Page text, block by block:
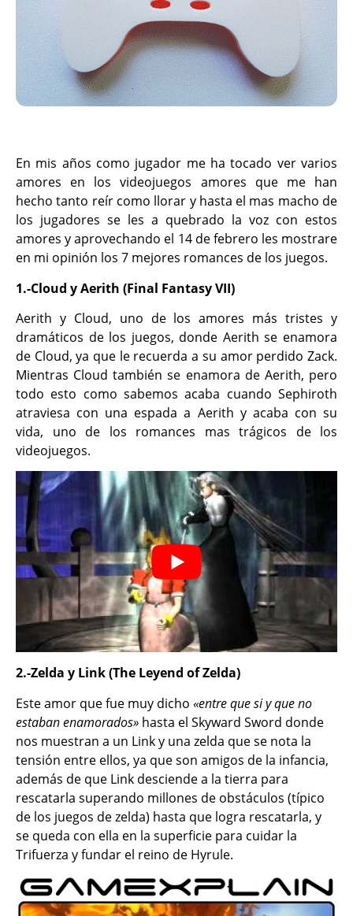
En mis años como jugador me ha tocado ver varios
amores en los videojuegos amores que me han
hecho tanto reír como llorar y hasta el mas macho de
los jugadores se les a quebrado la voz con estos
amores y aprovechando el 14 de febrero les mostrare
en mi opinión los 7 mejores romances de los juegos.
1.-Cloud y Aerith (Final Fantasy VII)
Aerith y Cloud, uno de los amores más tristes y
dramáticos de los juegos, donde Aerith se enamora
de Cloud, ya que le recuerda a su amor perdido Zack.
Mientras Cloud también se enamora de Aerith, pero
todo esto como sabemos acaba cuando Sephiroth
atraviesa con una espada a Aerith y acaba con su
vida, uno de los romances mas trágicos de los
videojuegos.
2.-Zelda y Link (The Leyend of Zelda)
Este amor que fue muy dicho «entre que si y que no
estaban enamorados» hasta el Skyward Sword donde
nos muestran a un Link y una zelda que se nota la
tensión entre ellos, ya que son amigos de la infancia,
además de que Link desciende a la tierra para
rescatarla superando millones de obstáculos (típico
de los juegos de zelda) hasta que logra rescatarla, y
se queda con ella en la superficie para cuidar la
Trifuerza y fundar el reino de Hyrule.